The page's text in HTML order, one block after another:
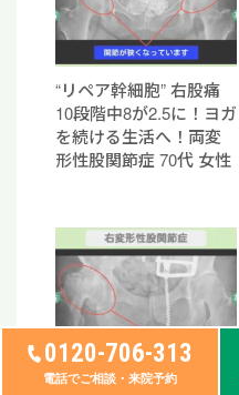
0120-706-313
電話でご相談・来院予約
“リペア幹細胞” 右股痛
10段階中8が2.5に！ヨガ
を続ける生活へ！両変
形性股関節症 70代 女性
“リペア幹細胞” 痛み10